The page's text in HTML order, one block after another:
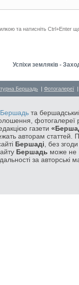
та натисніть Ctrl+Enter
Успіхи земляків -
Бершадь | Фотогалереї
Бершадь та
фотогалереї
газети
авторам статтей.
Бершаді , без
Бершадь може не
за авторські